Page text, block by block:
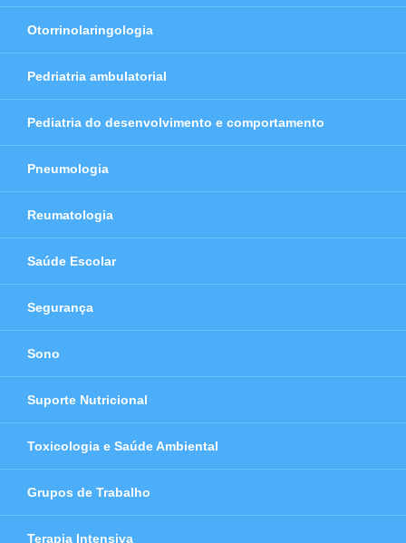
Otorrinolaringologia
Pedriatria ambulatorial
Pediatria do desenvolvimento e comportamento
Pneumologia
Reumatologia
Saúde Escolar
Segurança
Sono
Suporte Nutricional
Toxicologia e Saúde Ambiental
Grupos de Trabalho
Terapia Intensiva